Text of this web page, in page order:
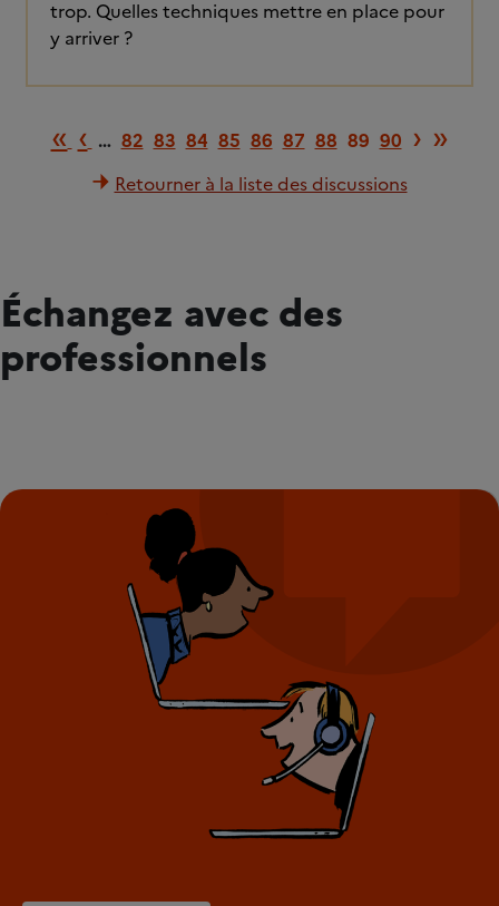
trop. Quelles techniques mettre en place pour
y arriver ?
Première page
« Page précédente
‹ … 82 83 84 85 86 87 88 89 90 Page
› »
Retourner à la liste des discussions
Échangez avec des
professionnels